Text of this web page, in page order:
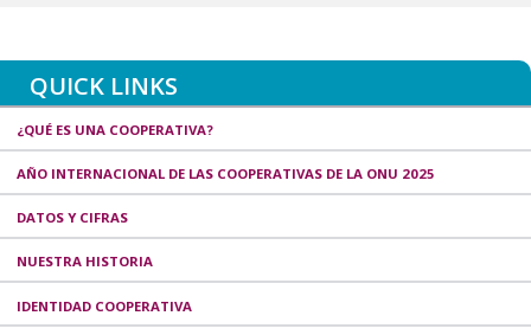
QUICK LINKS
¿QUÉ ES UNA COOPERATIVA?
AÑO INTERNACIONAL DE LAS COOPERATIVAS DE LA ONU 2025
DATOS Y CIFRAS
NUESTRA HISTORIA
IDENTIDAD COOPERATIVA